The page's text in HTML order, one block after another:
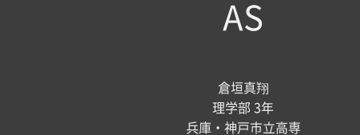
AS
倉垣真翔
理学部 3年
兵庫・神戸市立高専